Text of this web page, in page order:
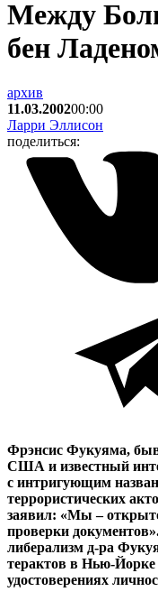
Между
бен
архив
11.03.200200:00
Ларри Эллисон
поделиться:
Фрэнсис Фукуяма,
США и известный
с интригующим
террористических
заявил: «Мы –
проверки
либерализм д-ра
терактов в Нью-
удостоверениях